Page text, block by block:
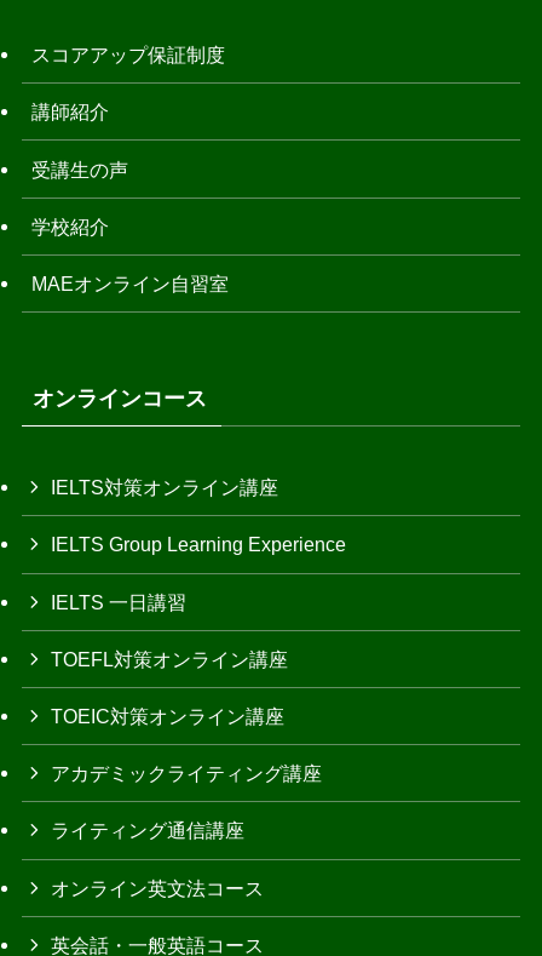
スコアアップ保証制度
講師紹介
受講生の声
学校紹介
MAEオンライン自習室
オンラインコース
IELTS対策オンライン講座
IELTS Group Learning Experience
IELTS 一日講習
TOEFL対策オンライン講座
TOEIC対策オンライン講座
アカデミックライティング講座
ライティング通信講座
オンライン英文法コース
英会話・一般英語コース